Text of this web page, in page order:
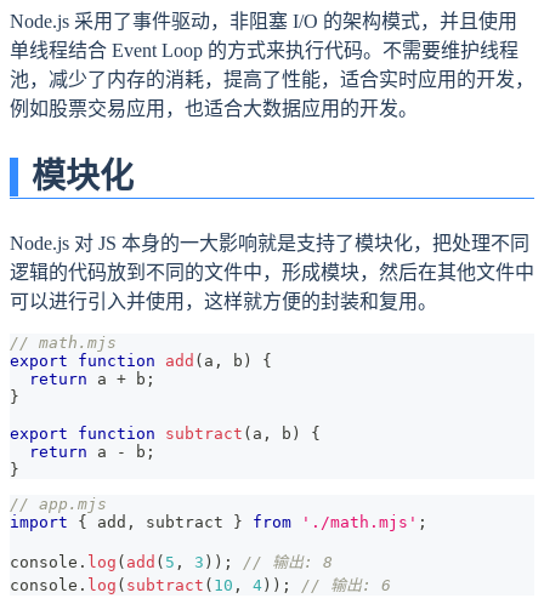
Node.js 采用了事件驱动，非阻塞 I/O 的架构模式，并且使用
单线程结合 Event Loop 的方式来执行代码。不需要维护线程
池，减少了内存的消耗，提高了性能，适合实时应用的开发，
例如股票交易应用，也适合大数据应用的开发。
模块化
Node.js 对 JS 本身的一大影响就是支持了模块化，把处理不同
逻辑的代码放到不同的文件中，形成模块，然后在其他文件中
可以进行引入并使用，这样就方便的封装和复用。
// math.mjs
export
function add ( a , b )
{
return a + b ;
}
export
function subtract ( a , b )
{
return a - b ;
}
// app.mjs
import
{ add , subtract } from './math.mjs' ;
console . log ( add ( 5 , 3 ) ) ;
// 输出: 8
console . log ( subtract ( 10 , 4 ) ) ; // 输出: 6